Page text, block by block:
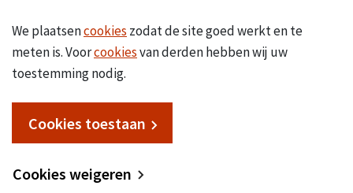
We plaatsencookies zodat de site goed werkt en te
meten is. Voorcookiesvan derden hebben wij uw
toestemming nodig.
Cookies toestaan
Cookies weigeren